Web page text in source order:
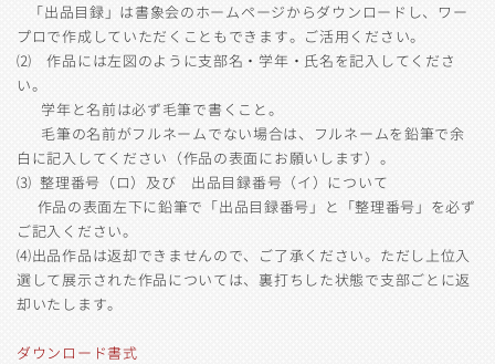
「出品目録」は書象会のホームページからダウンロードし、ワー
プロで作成していただくこともできます。ご活用ください。
⑵ 作品には左図のように支部名・学年・氏名を記入してくださ
い。
学年と名前は必ず毛筆で書くこと。
毛筆の名前がフルネームでない場合は、フルネームを鉛筆で余
白に記入してください（作品の表面にお願いします）。
⑶ 整理番号（ロ）及び 出品目録番号（イ）について
作品の表面左下に鉛筆で「出品目録番号」と「整理番号」を必ず
ご記入ください。
⑷出品作品は返却できませんので、ご了承ください。ただし上位入
選して展示された作品については、裏打ちした状態で支部ごとに返
却いたします。
ダウンロード書式